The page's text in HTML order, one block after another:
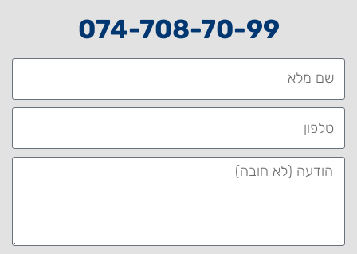
074-708-70-99